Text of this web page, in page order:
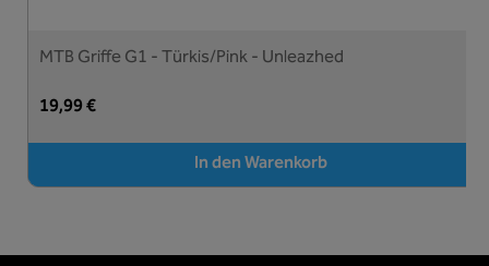
MTB Griffe G1 - Türkis/Pink - Unleazhed
19,99 €
In den Warenkorb